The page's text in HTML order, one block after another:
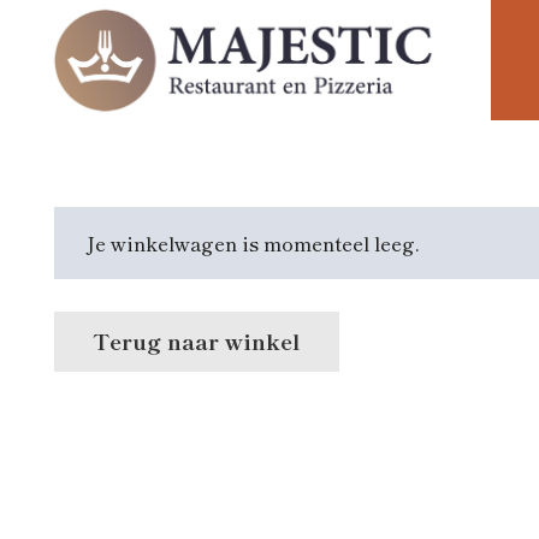
Je winkelwagen is momenteel leeg.
Terug naar winkel